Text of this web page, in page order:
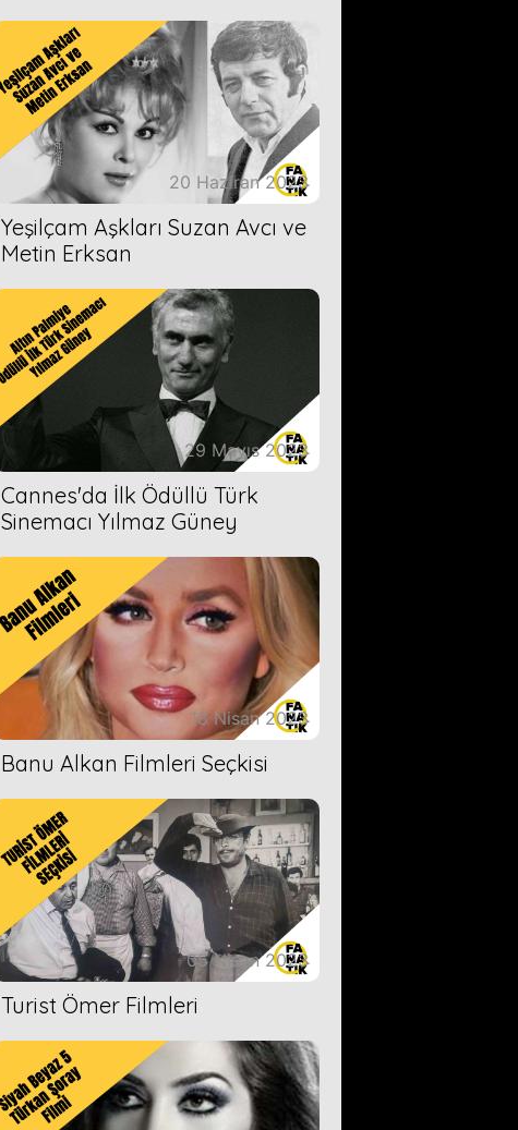
20 Haziran 2023
Yeşilçam Aşkları Suzan Avcı ve
Metin Erksan
29 Mayıs 2023
Cannes'da İlk Ödüllü Türk
Sinemacı Yılmaz Güney
18 Nisan 2023
Banu Alkan Filmleri Seçkisi
05 Nisan 2023
Turist Ömer Filmleri